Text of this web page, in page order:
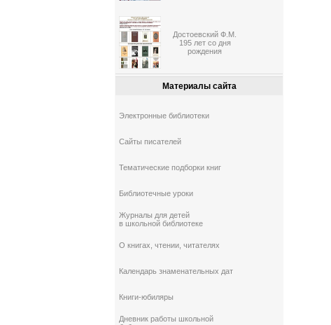
Достоевский Ф.М.
195 лет со дня
рождения
Материалы сайта
Электронные библиотеки
Сайты писателей
Тематические подборки книг
Библиотечные уроки
Журналы для детей
в школьной библиотеке
О книгах, чтении, читателях
Календарь знаменательных дат
Книги-юбиляры
Дневник работы школьной